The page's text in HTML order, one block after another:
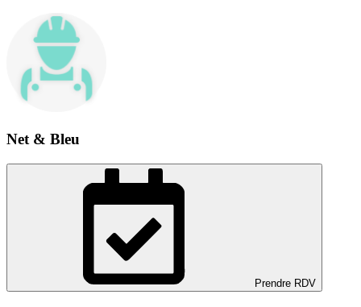
Net & Bleu
Prendre RDV